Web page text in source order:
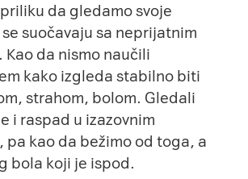
da gledamo svoje
suočavaju sa neprijatnim
Kao da nismo naučili
kako izgleda stabilno biti
strahom, bolom. Gledali
i raspad u izazovnim
pa kao da bežimo od toga, a
bola koji je ispod.